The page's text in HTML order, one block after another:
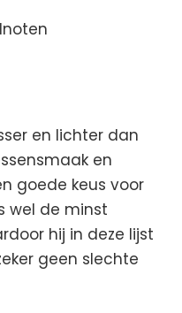
en lichter dan
en
goede keus voor
wel de minst
hij in deze lijst
geen slechte